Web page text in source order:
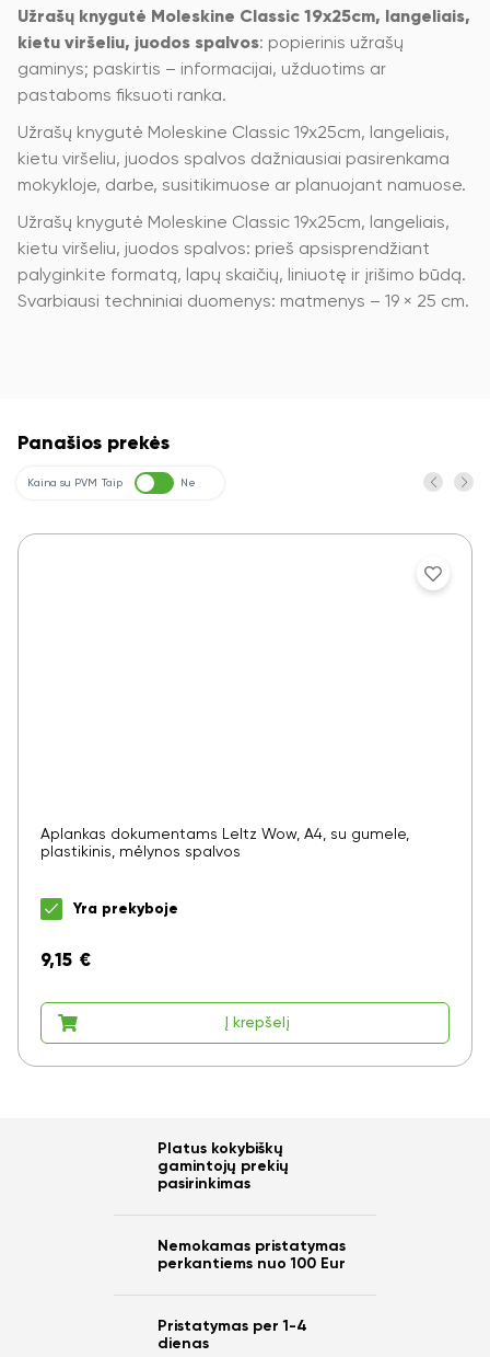
Užrašų knygutė Moleskine Classic 19x25cm, langeliais,
kietu viršeliu, juodos spalvos: popierinis užrašų
gaminys; paskirtis – informacijai, užduotims ar
pastaboms fiksuoti ranka.
Užrašų knygutė Moleskine Classic 19x25cm, langeliais,
kietu viršeliu, juodos spalvos dažniausiai pasirenkama
mokykloje, darbe, susitikimuose ar planuojant namuose.
Užrašų knygutė Moleskine Classic 19x25cm, langeliais,
kietu viršeliu, juodos spalvos: prieš apsisprendžiant
palyginkite formatą, lapų skaičių, liniuotę ir įrišimo būdą.
Svarbiausi techniniai duomenys: matmenys – 19 × 25 cm.
Panašios prekės
Kaina su PVM Taip Ne
Aplankas dokumentams LeItz Wow, A4, su gumele,
plastikinis, mėlynos spalvos
Yra prekyboje
9,15 €
Į krepšelį
Platus kokybiškų
gamintojų prekių
pasirinkimas
Nemokamas pristatymas
perkantiems nuo 100 Eur
Pristatymas per 1-4
dienas